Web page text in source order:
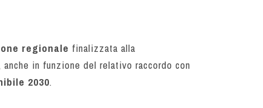
regionale finalizzata alla
anche in funzione del relativo raccordo con
2030.